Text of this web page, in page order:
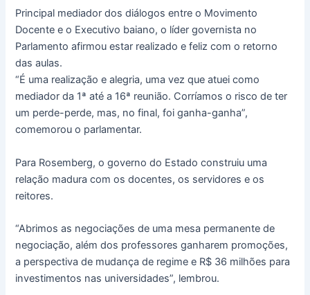
Principal mediador dos diálogos entre o Movimento
Docente e o Executivo baiano, o líder governista no
Parlamento afirmou estar realizado e feliz com o retorno
das aulas.
“É uma realização e alegria, uma vez que atuei como
mediador da 1ª até a 16ª reunião. Corríamos o risco de ter
um perde-perde, mas, no final, foi ganha-ganha”,
comemorou o parlamentar.
Para Rosemberg, o governo do Estado construiu uma
relação madura com os docentes, os servidores e os
reitores.
“Abrimos as negociações de uma mesa permanente de
negociação, além dos professores ganharem promoções,
a perspectiva de mudança de regime e R$ 36 milhões para
investimentos nas universidades”, lembrou.